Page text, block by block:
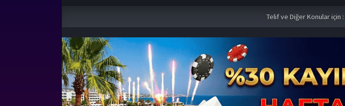
Telif ve Diğer Konular için :